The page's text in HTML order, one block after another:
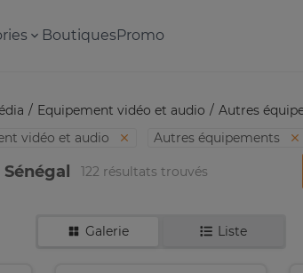
BoutiquesPromo
Equipement vidéo et audio
Autres
vidéo et audio Autres équipements
122 résultats trouvés
Galerie Liste